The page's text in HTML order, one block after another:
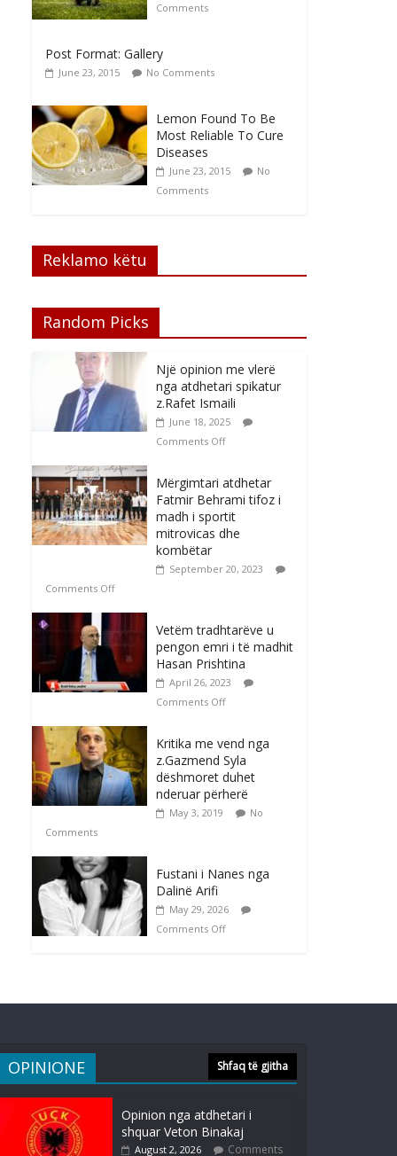
Comments
Post Format: Gallery
June 23, 2015 No Comments
Lemon Found To Be
Most Reliable To Cure
Diseases
June 23, 2015
No
Comments
Reklamo këtu
Random Picks
Një opinion me vlerë
nga atdhetari spikatur
z.Rafet Ismaili
June 18, 2025
Comments Off
Mërgimtari atdhetar
Fatmir Behrami tifoz i
madh i sportit
mitrovicas dhe
kombëtar
September 20, 2023
Comments Off
Vetëm tradhtarëve u
pengon emri i të madhit
Hasan Prishtina
April 26, 2023
Comments Off
Kritika me vend nga
z.Gazmend Syla
dëshmoret duhet
nderuar përherë
May 3, 2019
No
Comments
Fustani i Nanes nga
Dalinë Arifi
May 29, 2026
Comments Off
OPINIONE Shfaq të gjitha
Opinion nga atdhetari i
shquar Veton Binakaj
August 2, 2026 Comments